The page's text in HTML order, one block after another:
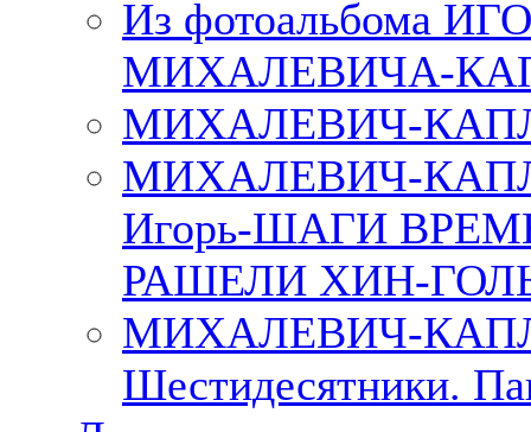
Из фотоальбома
МИХАЛЕВИЧА-
МИХАЛЕВИЧ-
МИХАЛЕВИЧ-
Игорь-ШАГИ
РАШЕЛИ ХИН-
МИХАЛЕВИЧ-
Шестидесятники.